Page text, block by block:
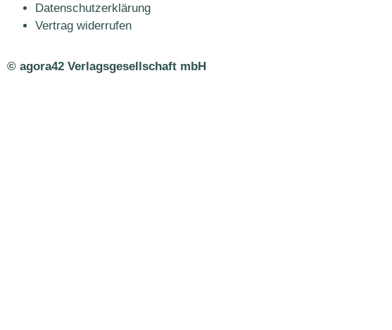
Datenschutzerklärung
Vertrag widerrufen
© agora42 Verlagsgesellschaft mbH